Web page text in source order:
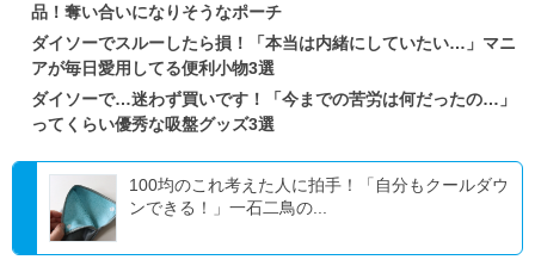
品！奪い合いになりそうなポーチ
ダイソーでスルーしたら損！「本当は内緒にしていたい…」マニ
アが毎日愛用してる便利小物3選
ダイソーで…迷わず買いです！「今までの苦労は何だったの…」
ってくらい優秀な吸盤グッズ3選
100均のこれ考えた人に拍手！「自分もクールダウ
ンできる！」一石二鳥の...